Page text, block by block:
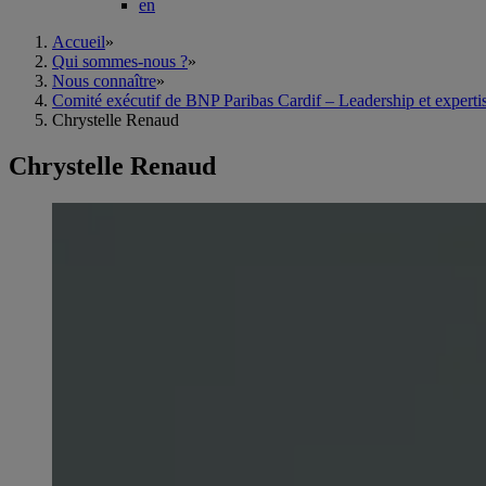
en
Accueil»
Qui sommes-nous ?»
Nous connaître»
Comité exécutif de BNP Paribas Cardif – Leadership et
Chrystelle Renaud
Chrystelle Renaud